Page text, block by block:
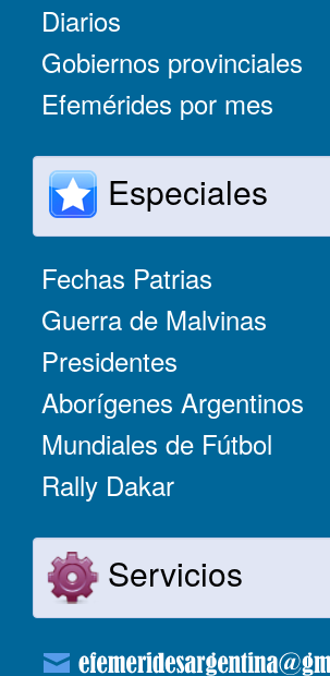
Diarios
Gobiernos provinciales
Efemérides por mes
Especiales
Fechas Patrias
Guerra de Malvinas
Presidentes
Aborígenes Argentinos
Mundiales de Fútbol
Rally Dakar
Servicios